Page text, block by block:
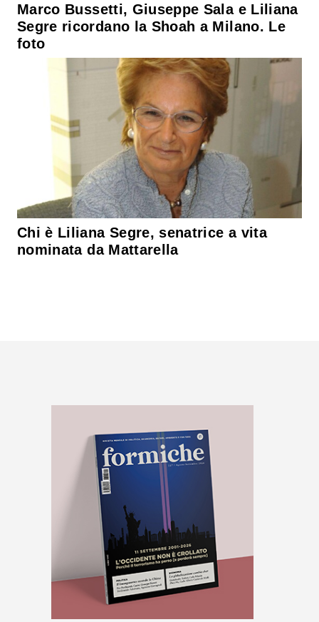
Marco Bussetti, Giuseppe Sala e Liliana
Segre ricordano la Shoah a Milano. Le
foto
Chi è Liliana Segre, senatrice a vita
nominata da Mattarella